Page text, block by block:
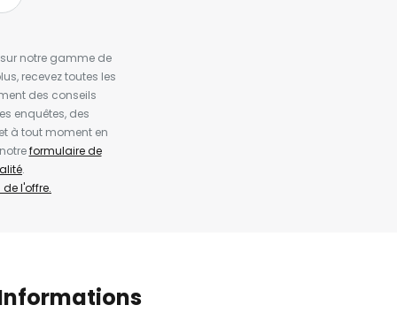
notre gamme de
recevez toutes les
des conseils
enquêtes, des
à tout moment en
formulaire de
.
l'offre.